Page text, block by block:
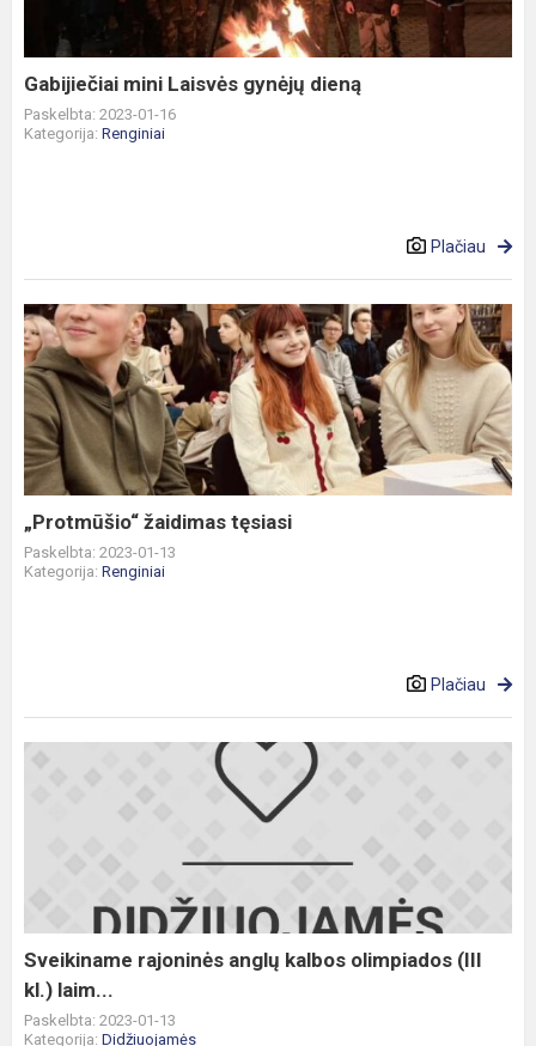
Gabijiečiai mini Laisvės gynėjų dieną
Paskelbta: 2023-01-16
Kategorija: Renginiai
Plačiau
„Protmūšio“
žaidimas
tęsiasi
„Protmūšio“ žaidimas tęsiasi
Paskelbta: 2023-01-13
Kategorija: Renginiai
Plačiau
Sveikiname
laim...
Sveikiname rajoninės anglų kalbos olimpiados (III
kl.) laim...
Paskelbta: 2023-01-13
Kategorija: Didžiuojamės